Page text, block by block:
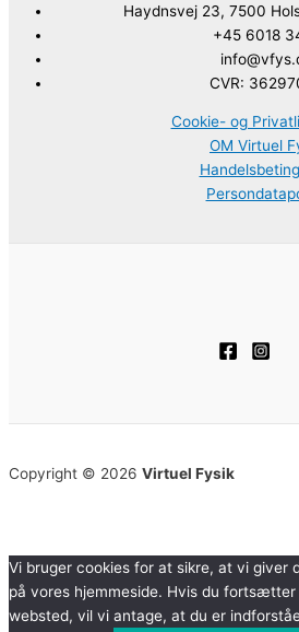
Haydnsvej 23, 7500
+45 6018
CVR:
Cookie- og
OM Virtuel
Copyright © 2026 Virtuel Fysik
Vi bruger cookies for at sikre, at vi giver
på vores hjemmeside. Hvis du
websted, vil vi antage, at du er